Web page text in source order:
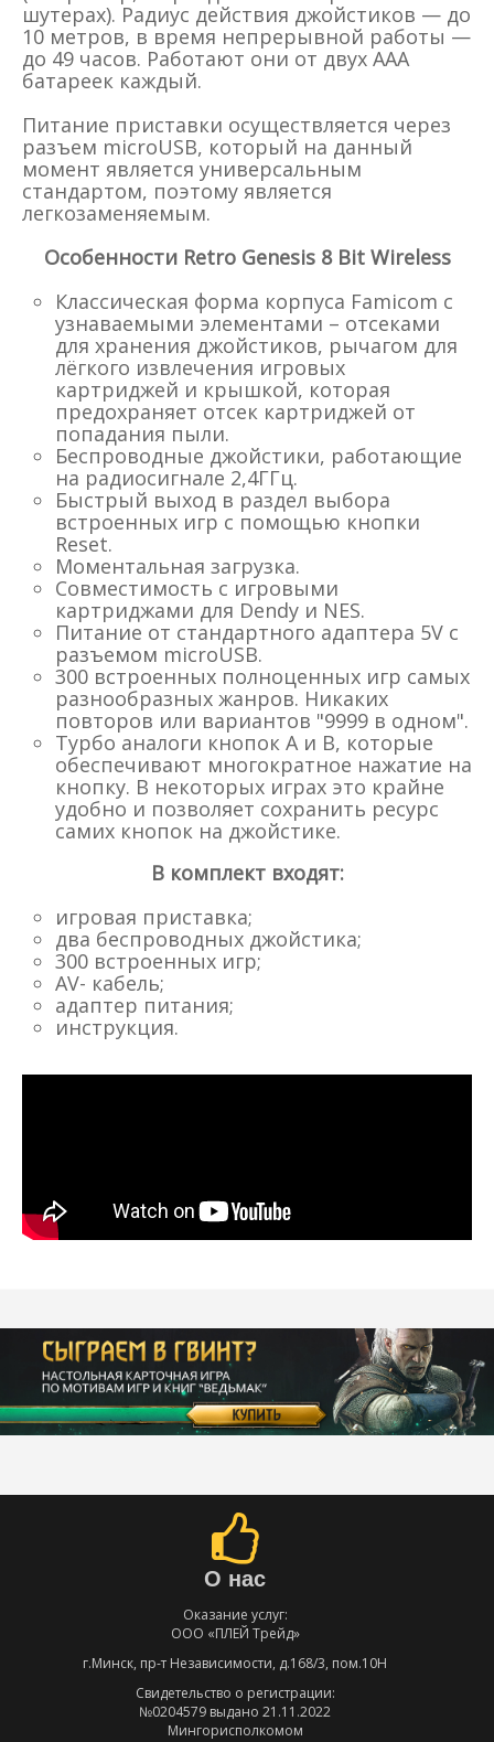
шутерах). Радиус действия джойстиков — до
10 метров, в время непрерывной работы —
до 49 часов. Работают они от двух ААА
батареек каждый.
Питание приставки осуществляется через
разъем microUSB, который на данный
момент является универсальным
стандартом, поэтому является
легкозаменяемым.
Особенности Retro Genesis 8 Bit Wireless
Классическая форма корпуса Famicom с
узнаваемыми элементами – отсеками
для хранения джойстиков, рычагом для
лёгкого извлечения игровых
картриджей и крышкой, которая
предохраняет отсек картриджей от
попадания пыли.
Беспроводные джойстики, работающие
на радиосигнале 2,4ГГц.
Быстрый выход в раздел выбора
встроенных игр с помощью кнопки
Reset.
Моментальная загрузка.
Совместимость с игровыми
картриджами для Dendy и NES.
Питание от стандартного адаптера 5V с
разъемом microUSB.
300 встроенных полноценных игр самых
разнообразных жанров. Никаких
повторов или вариантов "9999 в одном".
Турбо аналоги кнопок A и B, которые
обеспечивают многократное нажатие на
кнопку. В некоторых играх это крайне
удобно и позволяет сохранить ресурс
самих кнопок на джойстике.
В комплект входят:
игровая приставка;
два беспроводных джойстика;
300 встроенных игр;
AV- кабель;
адаптер питания;
инструкция.
О нас
Оказание услуг:
ООО «ПЛЕЙ Трейд»
г.Минск, пр-т Независимости, д.168/3, пом.10Н
Свидетельство о регистрации:
№0204579 выдано 21.11.2022
Мингорисполкомом